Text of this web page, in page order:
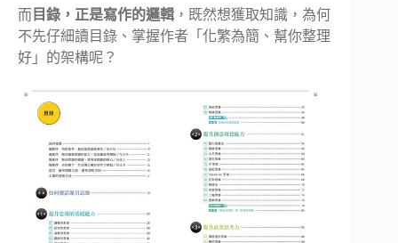
而 目錄，正是寫作的邏輯 ，既然想獲取知識，為何
不先仔細讀目錄、掌握作者「化繁為簡、幫你整理
好」的架構呢？